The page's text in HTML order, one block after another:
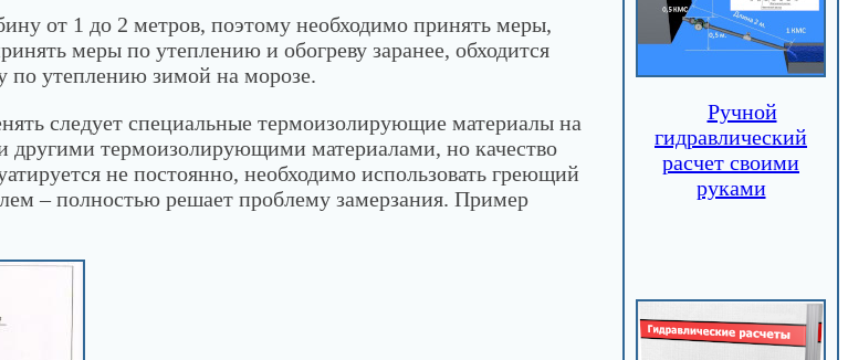
от 1 до 2 метров, поэтому необходимо принять меры,
меры по утеплению и обогреву заранее, обходится
по утеплению зимой на морозе.
следует специальные термоизолирующие материалы на
другими термоизолирующими материалами, но качество
не постоянно, необходимо использовать греющий
– полностью решает проблему замерзания. Пример
Ручной
гидравлический
расчет своими
руками